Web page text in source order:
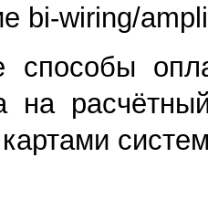
bi-wiring/
способы
на